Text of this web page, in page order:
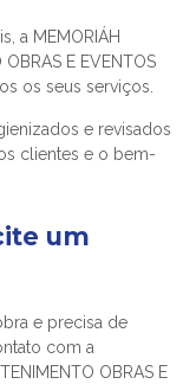
a MEMORIÁH
OBRAS E EVENTOS
os seus serviços.
e revisados
clientes e o bem-
um
e precisa de
com a
OBRAS E